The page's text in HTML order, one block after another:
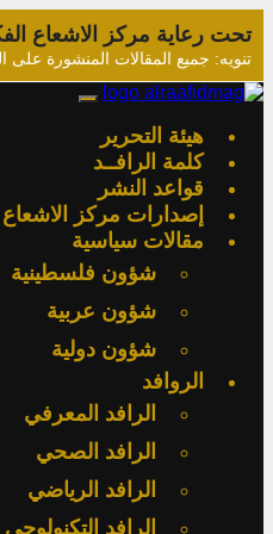
تحت رعاية مركز الاشعاع
تنويه: جميع المقالات المنشورة على
هيئة التحرير
كلمة الرافــد
قواعد النشر
إصدارات مركز الاشعاع
مقالات سياسية
شؤون فلسطينية
شؤون عربية
شؤون دولية
الروافد
الرافد المعرفي
الرافد الصحي
الرافد الرياضي
الرافد التكنولوجي